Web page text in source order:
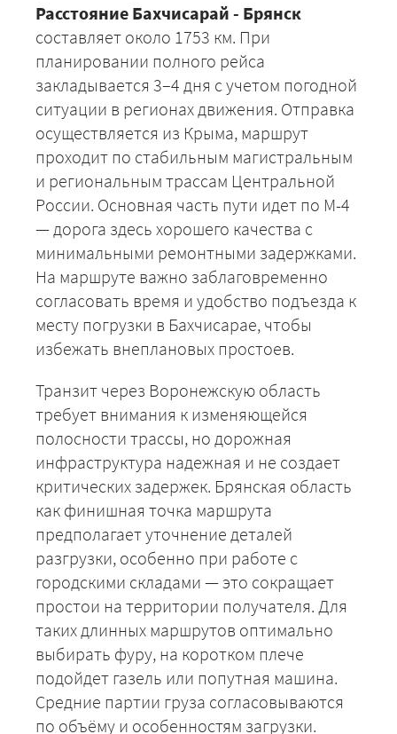
Расстояние Бахчисарай - Брянск
составляет около 1753 км. При
планировании полного рейса
закладывается 3–4 дня с учетом погодной
ситуации в регионах движения. Отправка
осуществляется из Крыма, маршрут
проходит по стабильным магистральным
и региональным трассам Центральной
России. Основная часть пути идет по М-4
— дорога здесь хорошего качества с
минимальными ремонтными задержками.
На маршруте важно заблаговременно
согласовать время и удобство подъезда к
месту погрузки в Бахчисарае, чтобы
избежать внеплановых простоев.
Транзит через Воронежскую область
требует внимания к изменяющейся
полосности трассы, но дорожная
инфраструктура надежная и не создает
критических задержек. Брянская область
как финишная точка маршрута
предполагает уточнение деталей
разгрузки, особенно при работе с
городскими складами — это сокращает
простои на территории получателя. Для
таких длинных маршрутов оптимально
выбирать фуру, на коротком плече
подойдет газель или попутная машина.
Средние партии груза согласовываются
по объёму и особенностям загрузки.